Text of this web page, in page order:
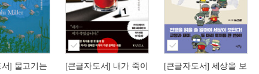
] 물고기는
[큰글자도서] 내가 죽이
[큰글자도서] 세상을 보